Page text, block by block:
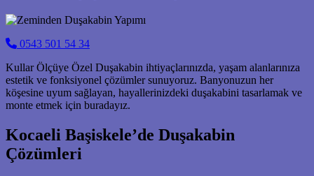
0543 501 54 34
Kullar Ölçüye Özel Duşakabin ihtiyaçlarınızda, yaşam alanlarınıza
estetik ve fonksiyonel çözümler sunuyoruz. Banyonuzun her
köşesine uyum sağlayan, hayallerinizdeki duşakabini tasarlamak ve
monte etmek için buradayız.
Kocaeli Başiskele’de Duşakabin
Çözümleri